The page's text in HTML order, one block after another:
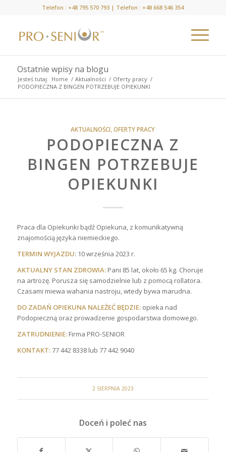
Telefon :+48 795 570 793 | Telefon :+48 668 546 354
Ostatnie wpisy na blogu
Jesteś tutaj: Home / Aktualności / Oferty pracy /
PODOPIECZNA Z BINGEN POTRZEBUJE OPIEKUNKI
AKTUALNOŚCI ,OFERTY PRACY
PODOPIECZNA Z
BINGEN POTRZEBUJE
OPIEKUNKI
Praca dla Opiekunki bądź Opiekuna, z komunikatywną
znajomością języka niemieckiego.
TERMIN WYJAZDU: 10 września 2023 r.
AKTUALNY STAN ZDROWIA: Pani 85 lat, około 65 kg. Choruje
na artrozę. Porusza się samodzielnie lub z pomocą rollatora.
Czasami miewa wahania nastroju, wtedy bywa marudna.
DO ZADAŃ OPIEKUNA NALEŻEĆ BĘDZIE: opieka nad
Podopieczną oraz prowadzenie gospodarstwa domowego.
ZATRUDNIENIE:Firma PRO-SENIOR
KONTAKT:77 442 8338 lub 77 442 9040
2 SIERPNIA 2023
Doceń i poleć nas